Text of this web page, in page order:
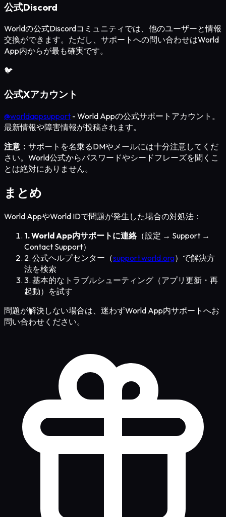
公式Discord
Worldの公式Discordコミュニティでは、他のユーザーと情報
交換ができます。ただし、サポートへの問い合わせはWorld
App内からが最も確実です。
🐦
公式Xアカウント
@worldappsupport - World Appの公式サポートアカウント。
最新情報や障害情報が投稿されます。
注意： サポートを名乗るDMやメールには十分注意してくだ
さい。World公式からパスワードやシードフレーズを聞くこ
とは絶対にありません。
まとめ
World AppやWorld IDで問題が発生した場合の対処法：
1. World App内サポートに連絡（設定 → Support →
Contact Support）
2. 公式ヘルプセンター（support.world.org）で解決方
法を検索
3. 基本的なトラブルシューティング（アプリ更新・再
起動）を試す
問題が解決しない場合は、迷わずWorld App内サポートへお
問い合わせください。